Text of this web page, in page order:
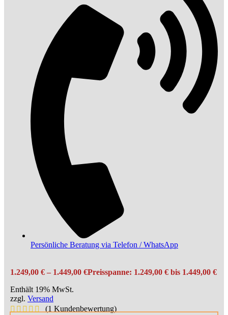
Persönliche Beratung via Telefon / WhatsApp
1.249,00 € – 1.449,00 €Preisspanne: 1.249,00 € bis 1.449,00 €
Enthält 19% MwSt.
zzgl. Versand
(1 Kundenbewertung)